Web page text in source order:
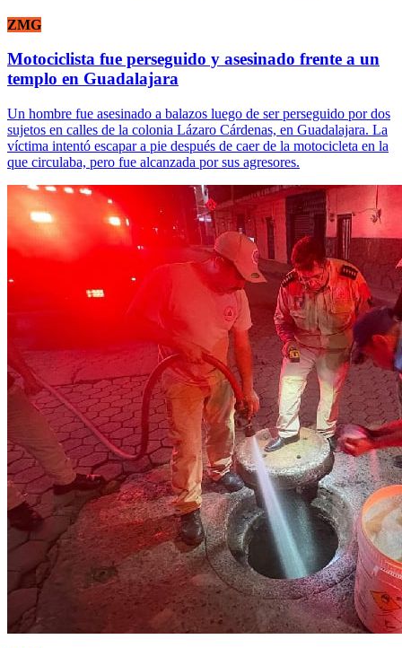
ZMG
Motociclista fue perseguido y asesinado frente a un
templo en Guadalajara
Un hombre fue asesinado a balazos luego de ser perseguido por dos
sujetos en calles de la colonia Lázaro Cárdenas, en Guadalajara. La
víctima intentó escapar a pie después de caer de la motocicleta en la
que circulaba, pero fue alcanzada por sus agresores.